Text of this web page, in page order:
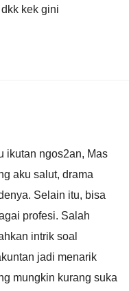
kek gini
ikutan ngos2an, Mas
aku salut, drama
Selain itu, bisa
profesi. Salah
intrik soal
jadi menarik
mungkin kurang suka